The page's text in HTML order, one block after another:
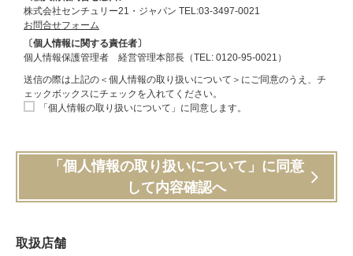
株式会社センチュリー21・ジャパン TEL:03-3497-0021
お問合せフォーム
〔個人情報に関する責任者〕
個人情報保護管理者 経営管理本部長（TEL: 0120-95-0021）
送信の際は上記の＜個人情報の取り扱いについて＞にご同意のうえ、チ
ェックボックスにチェックを入れてください。
「個人情報の取り扱いについて」に同意します。
「個人情報の取り扱いについて」に同意
して内容確認へ
取扱店舗